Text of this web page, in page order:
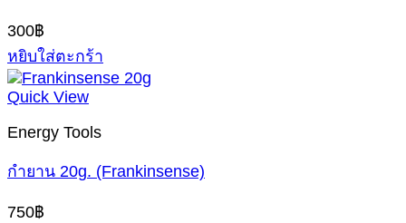
300฿
หยิบใส่ตะกร้า
Quick View
Energy Tools
กำยาน 20g. (Frankinsense)
750฿